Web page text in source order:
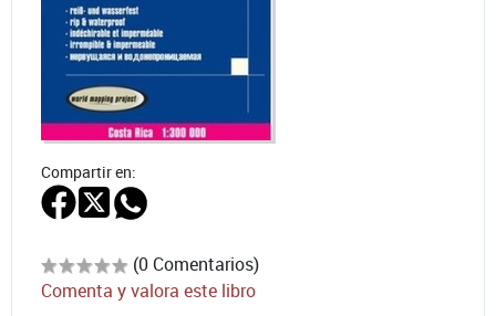
Compartir en:
(0 Comentarios)
Comenta y valora este libro